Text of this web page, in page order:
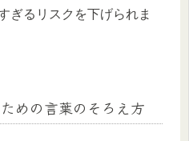
ぎるリスクを下げられま
めの言葉のそろえ方